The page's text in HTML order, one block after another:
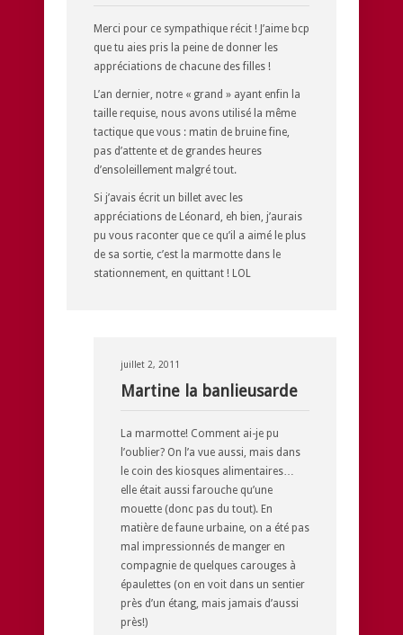
Merci pour ce sympathique récit ! J’aime bcp
que tu aies pris la peine de donner les
appréciations de chacune des filles !
L’an dernier, notre « grand » ayant enfin la
taille requise, nous avons utilisé la même
tactique que vous : matin de bruine fine,
pas d’attente et de grandes heures
d’ensoleillement malgré tout.
Si j’avais écrit un billet avec les
appréciations de Léonard, eh bien, j’aurais
pu vous raconter que ce qu’il a aimé le plus
de sa sortie, c’est la marmotte dans le
stationnement, en quittant ! LOL
juillet 2, 2011
Martine la banlieusarde
La marmotte! Comment ai-je pu
l’oublier? On l’a vue aussi, mais dans
le coin des kiosques alimentaires…
elle était aussi farouche qu’une
mouette (donc pas du tout). En
matière de faune urbaine, on a été pas
mal impressionnés de manger en
compagnie de quelques carouges à
épaulettes (on en voit dans un sentier
près d’un étang, mais jamais d’aussi
près!)